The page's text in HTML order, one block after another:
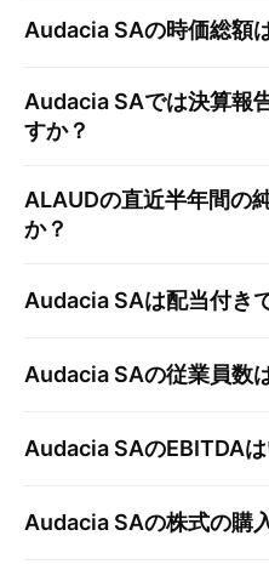
Audacia SAの時価総額
Audacia SAでは決算報
すか？
ALAUDの直近半年間の
か？
Audacia SAは配当付き
Audacia SAの従業員数
Audacia SAのEBITDA
Audacia SAの株式の購